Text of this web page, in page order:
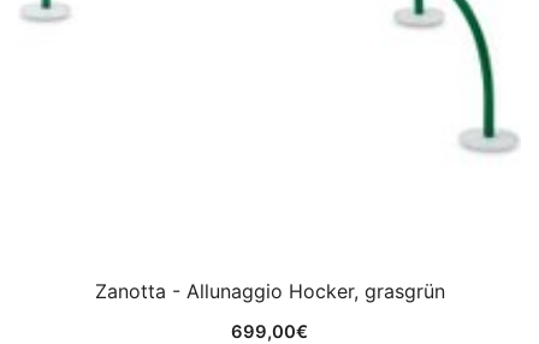
Zanotta - Allunaggio Hocker, grasgrün
699,00€